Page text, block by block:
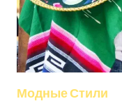
Модные Стили